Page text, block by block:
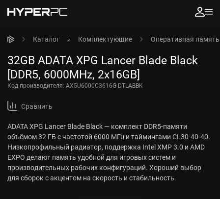
Каталог Комплектующие Оперативная память
32GB ADATA XPG Lancer Blade Black
[DDR5, 6000MHz, 2x16GB]
Код производителя: AX5U6000C3616G-DTLABBK
Сравнить
ADATA XPG Lancer Blade Black — комплект DDR5-памяти
объёмом 32 ГБ с частотой 6000 МГц и таймингами CL30-40-40.
Низкопрофильный радиатор, поддержка Intel XMP 3.0 и AMD
EXPO делают память удобной для игровых систем и
производительных рабочих конфигураций. Хороший выбор
для сборок с акцентом на скорость и стабильность.